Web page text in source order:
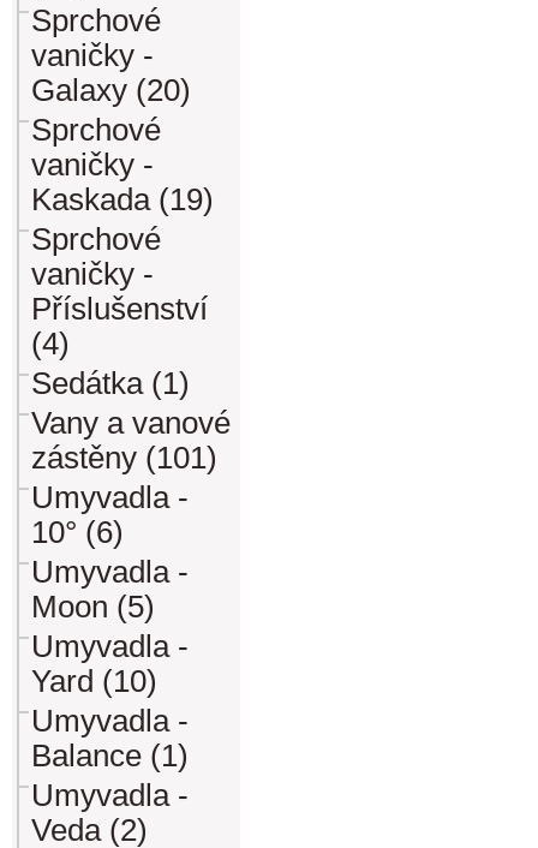
Sprchové
vaničky -
Galaxy (20)
Sprchové
vaničky -
Kaskada (19)
Sprchové
vaničky -
Příslušenství
(4)
Sedátka (1)
Vany a vanové
zástěny (101)
Umyvadla -
10° (6)
Umyvadla -
Moon (5)
Umyvadla -
Yard (10)
Umyvadla -
Balance (1)
Umyvadla -
Veda (2)